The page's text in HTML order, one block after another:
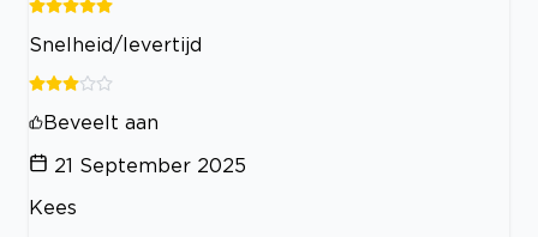
Snelheid/levertijd
Beveelt aan
21 September 2025
Kees